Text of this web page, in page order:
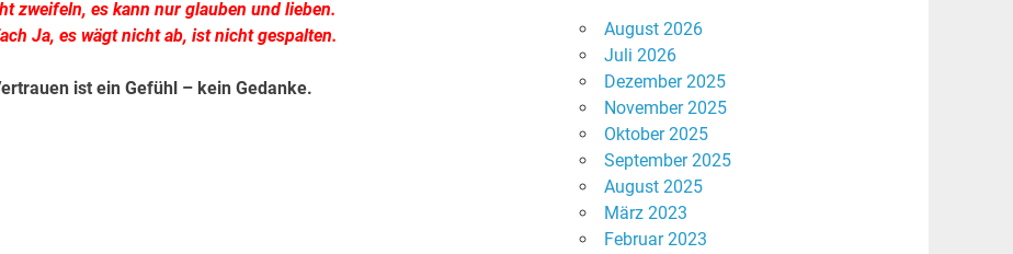
zweifeln, es kann nur glauben und lieben.
Ja, es wägt nicht ab, ist nicht gespalten.
ist ein Gefühl – kein Gedanke.
August 2026
Juli 2026
Dezember 2025
November 2025
Oktober 2025
September 2025
August 2025
März 2023
Februar 2023